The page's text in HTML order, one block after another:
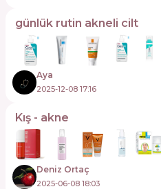
günlük rutin akneli cilt
Aya
2025-12-08 17:16
Kış - akne
Deniz Ortaç
2025-06-08 18:03